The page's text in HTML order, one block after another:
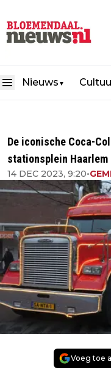
Nieuws ▼
De iconische Coca-
stationsplein Haarlem
14 DEC 2023, 9:20•
Voeg toe